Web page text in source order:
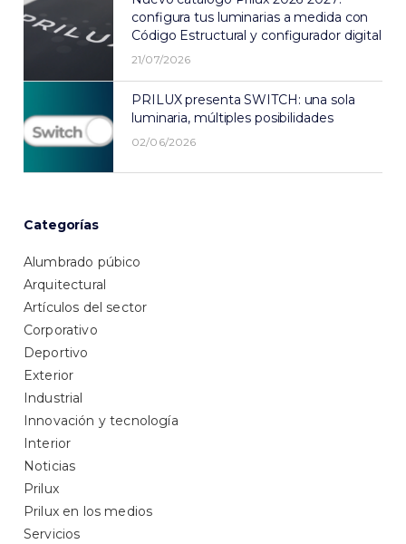
configura tus luminarias a medida con
Código Estructural y configurador digital
21/07/2026
PRILUX presenta SWITCH: una sola
luminaria, múltiples posibilidades
02/06/2026
Categorías
Alumbrado púbico
Arquitectural
Artículos del sector
Corporativo
Deportivo
Exterior
Industrial
Innovación y tecnología
Interior
Noticias
Prilux
Prilux en los medios
Servicios